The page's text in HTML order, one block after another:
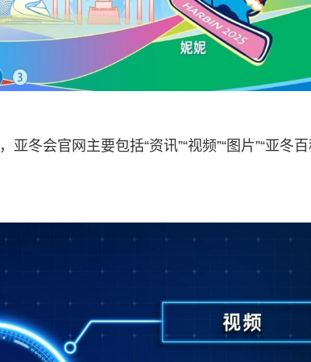
冬会官网主要包括“资讯”“视频”“图片”“亚冬百